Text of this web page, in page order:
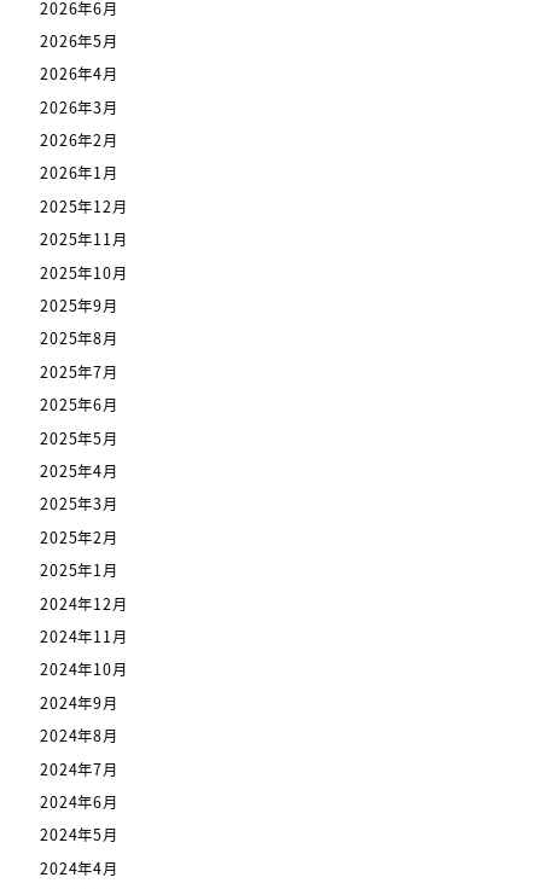
2026年6月
2026年5月
2026年4月
2026年3月
2026年2月
2026年1月
2025年12月
2025年11月
2025年10月
2025年9月
2025年8月
2025年7月
2025年6月
2025年5月
2025年4月
2025年3月
2025年2月
2025年1月
2024年12月
2024年11月
2024年10月
2024年9月
2024年8月
2024年7月
2024年6月
2024年5月
2024年4月